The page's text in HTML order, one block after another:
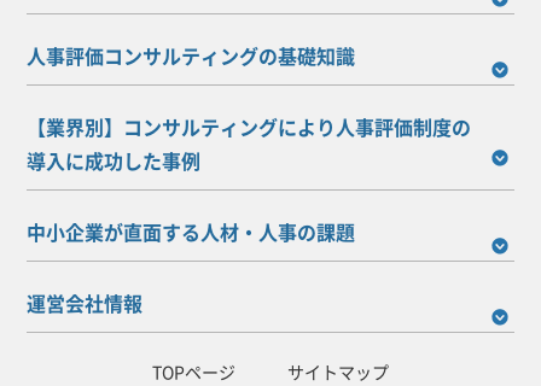
人事評価コンサルティングの基礎知識
【業界別】コンサルティングにより人事評価制度の
導入に成功した事例
中小企業が直面する人材・人事の課題
運営会社情報
TOPページ サイトマップ